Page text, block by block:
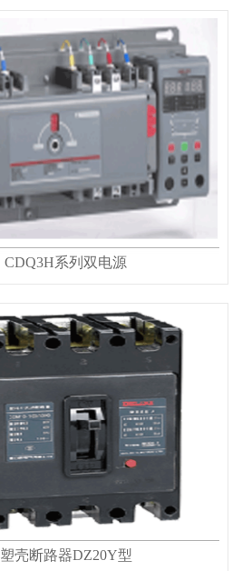
CDQ3H系列双电源
塑壳断路器DZ20Y型